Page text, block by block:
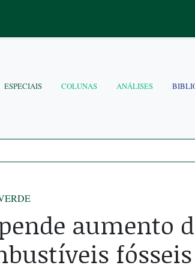
ESPECIAIS COLUNAS ANÁLISES
aumento
fósseis